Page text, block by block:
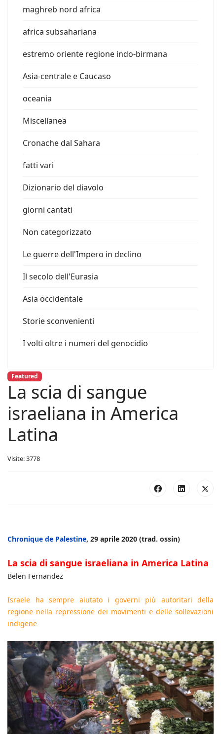
maghreb nord africa
africa subsahariana
estremo oriente regione indo-birmana
Asia-centrale e Caucaso
oceania
Miscellanea
Cronache dal Sahara
fatti vari
Dizionario del diavolo
giorni cantati
Non categorizzato
Le guerre dell'Impero in declino
Il secolo dell'Eurasia
Asia occidentale
Storie sconvenienti
I volti oltre i numeri del genocidio
Featured
La scia di sangue
israeliana in America
Latina
Visite: 3778
Chronique de Palestine, 29 aprile 2020 (trad. ossin)
La scia di sangue israeliana in America Latina
Belen Fernandez
Israele ha sempre aiutato i governi più autoritari della
regione nella repressione dei movimenti e delle sollevazioni
indigene